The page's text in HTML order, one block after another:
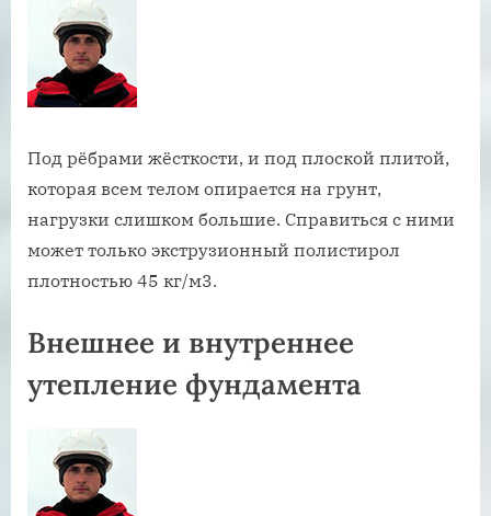
Под рёбрами жёсткости, и под плоской плитой,
которая всем телом опирается на грунт,
нагрузки слишком большие. Справиться с ними
может только экструзионный полистирол
плотностью 45 кг/м3.
Внешнее и внутреннее
утепление фундамента